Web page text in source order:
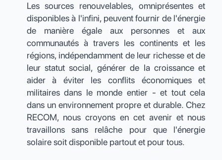
Les sources renouvelables, omniprésentes et
disponibles à l'infini, peuvent fournir de l'énergie
de manière égale aux personnes et aux
communautés à travers les continents et les
régions, indépendamment de leur richesse et de
leur statut social, générer de la croissance et
aider à éviter les conflits économiques et
militaires dans le monde entier - et tout cela
dans un environnement propre et durable. Chez
RECOM, nous croyons en cet avenir et nous
travaillons sans relâche pour que l'énergie
solaire soit disponible partout et pour tous.